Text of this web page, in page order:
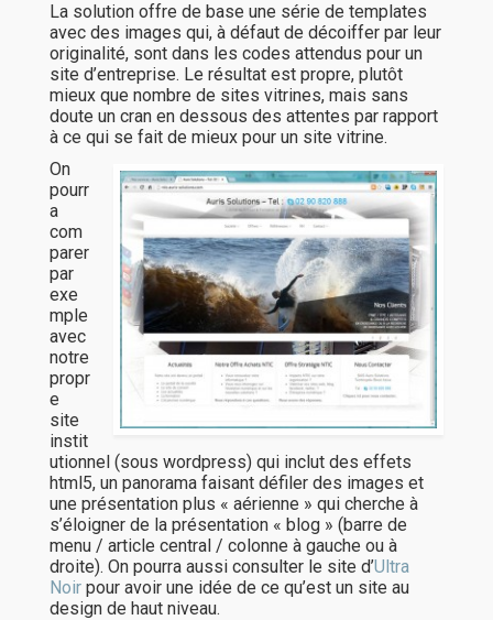
La solution offre de base une série de templates
avec des images qui, à défaut de décoiffer par leur
originalité, sont dans les codes attendus pour un
site d’entreprise. Le résultat est propre, plutôt
mieux que nombre de sites vitrines, mais sans
doute un cran en dessous des attentes par rapport
à ce qui se fait de mieux pour un site vitrine.
On
pourr
a
com
parer
par
exe
mple
avec
notre
propr
e
site
instit
utionnel (sous wordpress) qui inclut des effets
html5, un panorama faisant défiler des images et
une présentation plus « aérienne » qui cherche à
s’éloigner de la présentation « blog » (barre de
menu / article central / colonne à gauche ou à
droite). On pourra aussi consulter le site d’Ultra
Noir pour avoir une idée de ce qu’est un site au
design de haut niveau.